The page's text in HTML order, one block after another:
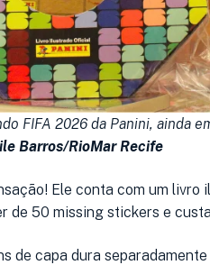
FIFA 2026 da Panini, ainda
Barros/RioMar Recife
Ele conta com um livro
de 50 missing stickers e custa
de capa dura